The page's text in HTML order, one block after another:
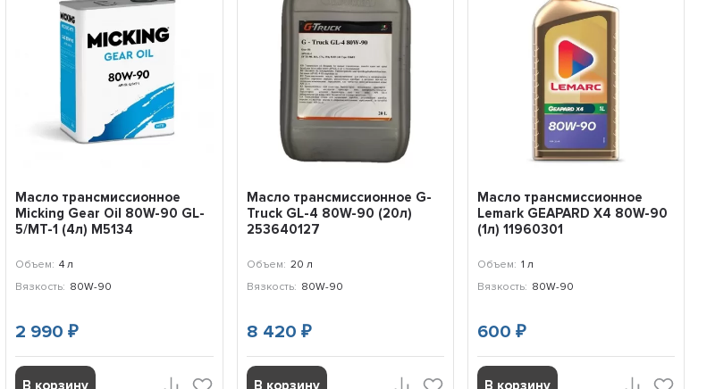
Масло трансмиссионное
Micking Gear Oil 80W-90 GL-
5/MT-1 (4л) M5134
Объем: 4 л
Вязкость: 80W-90
2 990₽
В корзину
Масло трансмиссионное G-
Truck GL-4 80W-90 (20л)
253640127
Объем: 20 л
Вязкость: 80W-90
8 420 ₽
В корзину
Масло трансмиссионное
Lemark GEAPARD X4 80W-90
(1л) 11960301
Объем: 1 л
Вязкость: 80W-90
600 ₽
В корзину